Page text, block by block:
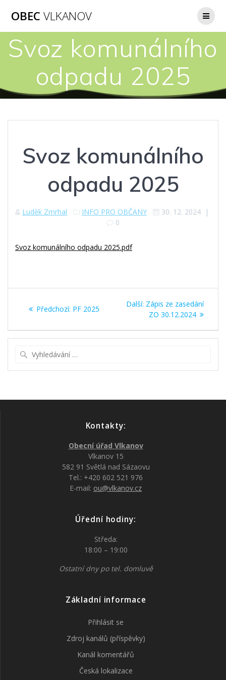
OBEC VLKANOV
Svoz komunálního
odpadu 2025
Svoz komunálního
odpadu 2025
Luděk Zmrhal INFO PRO OBČANY 30. 12. 2024 |
0
Svoz komunálního odpadu 2025.pdf
příspěvek
Předchozí: Předchozí
PF 2025
Další: Další
příspěvek:
Zápis ze zasedání
ZO 30.12.2024
Kontakty:
Obecní úřad Vlkanov
Vlkanov 15
582 91 Světlá nad Sázaovu
Tel.: +420 602 521 976
E-mail: ou@vlkanov.cz
Úřední hodiny:
Středa:
18:00 – 19:00
Ostatní dny po tel. domluvě
Základní informace
Přihlásit se
Zdroj kanálů (příspěvky)
Kanál komentářů
Česká lokalizace